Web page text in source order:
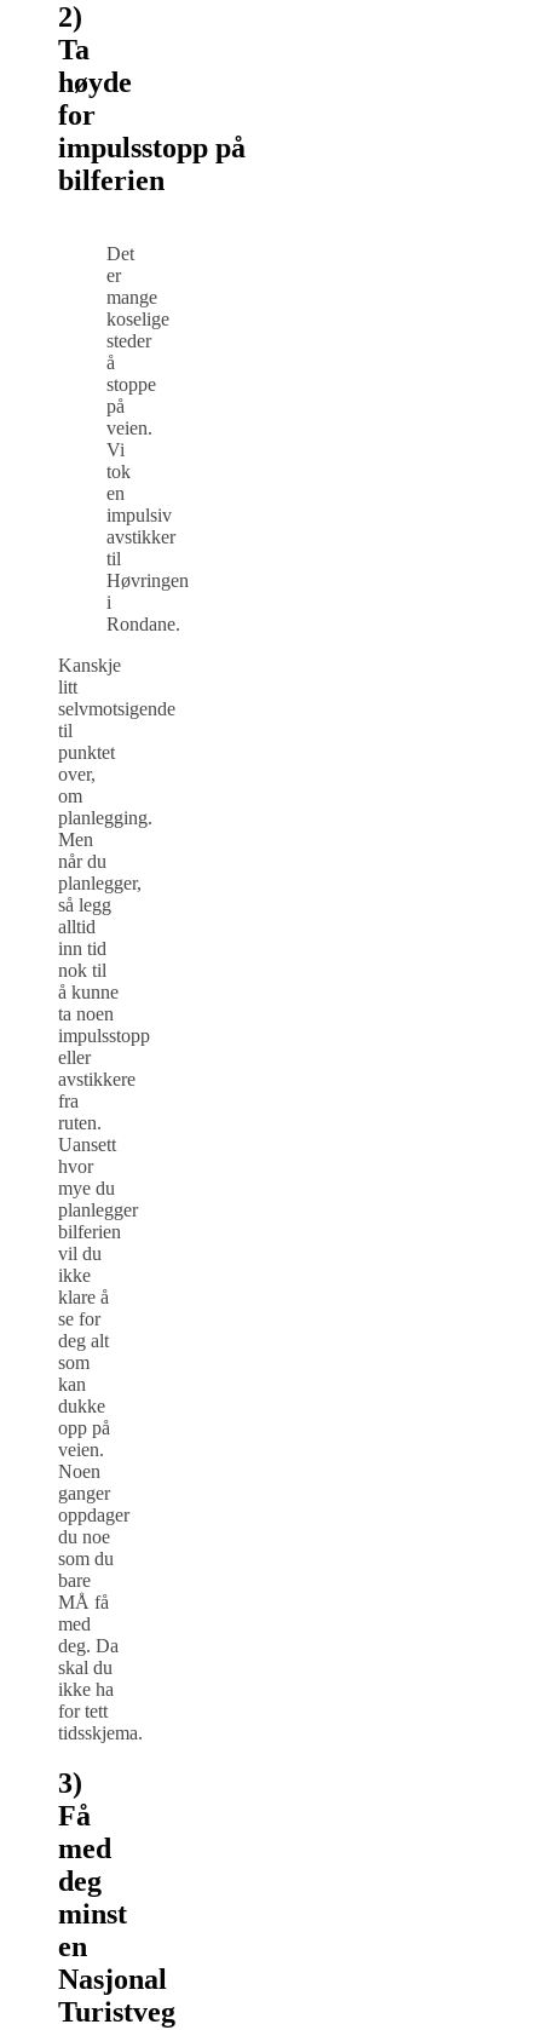
2)
Ta
høyde
for
impulsstopp på
bilferien
Det
er
mange
koselige
steder
å
stoppe
på
veien.
Vi
tok
en
impulsiv
avstikker
til
Høvringen
i
Rondane.
Kanskje
litt
selvmotsigende
til
punktet
over,
om
planlegging.
Men
når du
planlegger,
så legg
alltid
inn tid
nok til
å kunne
ta noen
impulsstopp
eller
avstikkere
fra
ruten.
Uansett
hvor
mye du
planlegger
bilferien
vil du
ikke
klare å
se for
deg alt
som
kan
dukke
opp på
veien.
Noen
ganger
oppdager
du noe
som du
bare
MÅ få
med
deg. Da
skal du
ikke ha
for tett
tidsskjema.
3)
Få
med
deg
minst
en
Nasjonal
Turistveg